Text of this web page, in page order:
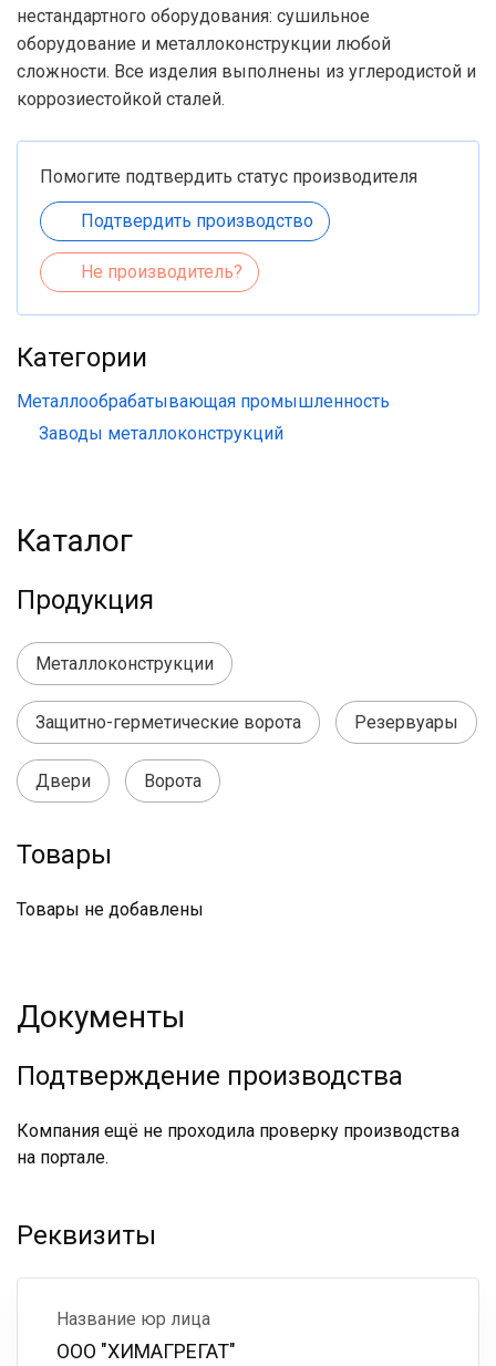
нестандартного оборудования: сушильное
оборудование и металлоконструкции любой
сложности. Все изделия выполнены из углеродистой и
коррозиестойкой сталей.
Помогите подтвердить статус производителя
Подтвердить производство
Не производитель?
Категории
Металлообрабатывающая промышленность
Заводы металлоконструкций
Каталог
Продукция
Металлоконструкции
Защитно-герметические ворота Резервуары
Двери Ворота
Товары
Товары не добавлены
Документы
Подтверждение производства
Компания ещё не проходила проверку производства
на портале.
Реквизиты
Название юр лица
ООО "ХИМАГРЕГАТ"